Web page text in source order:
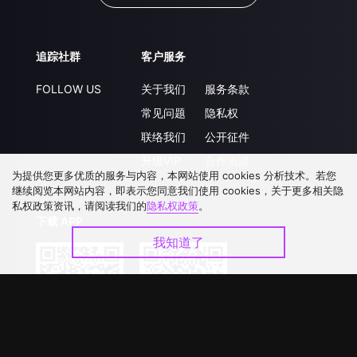
追踪社群
FOLLOW US
客户服务
关于我们
常见问题
联络我们
服务条款
隐私权
公开征件
为提供您更多优质的服务与内容，本网站使用 cookies 分析技术。若您
继续阅览本网站内容，即表示您同意我们使用 cookies，关于更多相关隐
私权政策资讯，请阅读我们的隐私权政策。
我知道了